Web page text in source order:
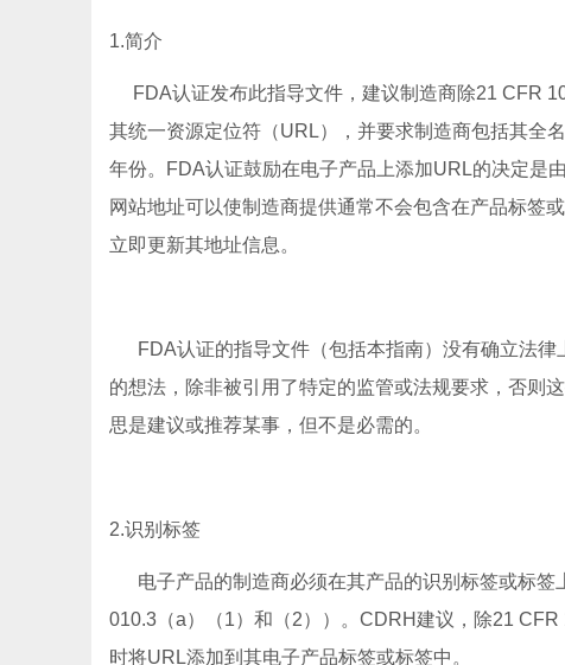
1.简介
FDA认证发布此指导文件，建议制造商除21 CFR
其统一资源定位符（URL），并要求制造商包括其全
年份。FDA认证鼓励在电子产品上添加URL的决定是
网站地址可以使制造商提供通常不会包含在产品标签
立即更新其地址信息。
FDA认证的指导文件（包括本指南）没有确立法律
的想法，除非被引用了特定的监管或法规要求，否则
思是建议或推荐某事，但不是必需的。
2.识别标签
电子产品的制造商必须在其产品的识别标签或标签
010.3（a）（1）和（2））。CDRH建议，除21
时将URL添加到其电子产品标签或标签中。